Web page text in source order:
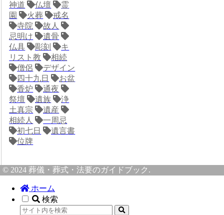
神道
仏壇
霊
園
火葬
戒名
寺院
故人
忌明け
遺骨
仏具
彫刻
キ
リスト教
相続
僧侶
デザイン
四十九日
お盆
香炉
通夜
祭壇
遺族
浄
土真宗
遺産
相続人
一周忌
初七日
遺言書
位牌
© 2024 葬儀・葬式・法要のガイドブック.
ホーム
検索